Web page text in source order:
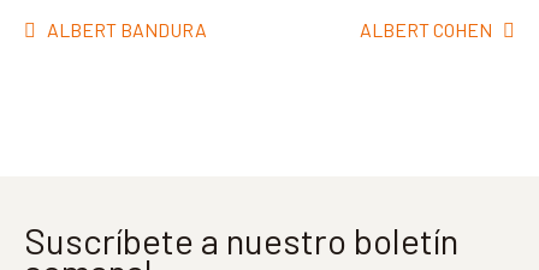
Navegación
Anterior:
ALBERT BANDURA Siguiente:
ALBERT COHEN
Suscríbete a nuestro boletín